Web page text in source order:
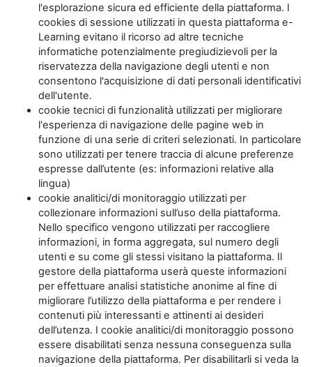
l'esplorazione sicura ed efficiente della piattaforma. I
cookies di sessione utilizzati in questa piattaforma e-
Learning evitano il ricorso ad altre tecniche
informatiche potenzialmente pregiudizievoli per la
riservatezza della navigazione degli utenti e non
consentono l'acquisizione di dati personali identificativi
dell'utente.
cookie tecnici di funzionalità utilizzati per migliorare
l'esperienza di navigazione delle pagine web in
funzione di una serie di criteri selezionati. In particolare
sono utilizzati per tenere traccia di alcune preferenze
espresse dall’utente (es: informazioni relative alla
lingua)
cookie analitici/di monitoraggio utilizzati per
collezionare informazioni sull’uso della piattaforma.
Nello specifico vengono utilizzati per raccogliere
informazioni, in forma aggregata, sul numero degli
utenti e su come gli stessi visitano la piattaforma. Il
gestore della piattaforma userà queste informazioni
per effettuare analisi statistiche anonime al fine di
migliorare l’utilizzo della piattaforma e per rendere i
contenuti più interessanti e attinenti ai desideri
dell’utenza. I cookie analitici/di monitoraggio possono
essere disabilitati senza nessuna conseguenza sulla
navigazione della piattaforma. Per disabilitarli si veda la